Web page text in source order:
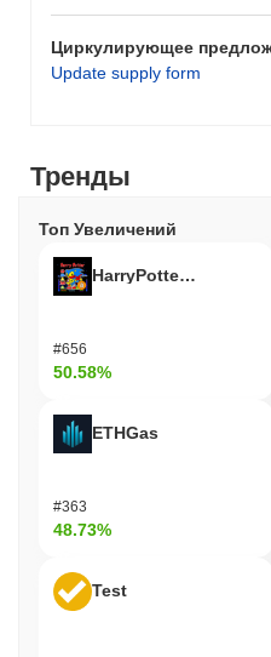
Циркулирующее
Update supply form
Тренды
Топ Увеличений
#656
50.58%
ETHGas
#363
48.73%
Test